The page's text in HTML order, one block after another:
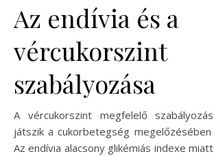
Az endívia és a
vércukorszint
szabályozása
A vércukorszint megfelelő
játszik a cukorbetegség
Az endívia alacsony glikémiás indexe